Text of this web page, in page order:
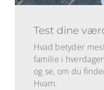
Test dine
Hvad betyder
familie i
og se, om du
Hvam.